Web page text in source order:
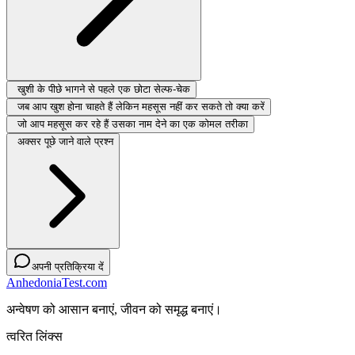
खुशी के पीछे भागने से पहले एक छोटा सेल्फ-चेक
जब आप खुश होना चाहते हैं लेकिन महसूस नहीं कर सकते तो क्या करें
जो आप महसूस कर रहे हैं उसका नाम देने का एक कोमल तरीका
अक्सर पूछे जाने वाले प्रश्न
अपनी प्रतिक्रिया दें
AnhedoniaTest.com
अन्वेषण को आसान बनाएं, जीवन को समृद्ध बनाएं।
त्वरित लिंक्स